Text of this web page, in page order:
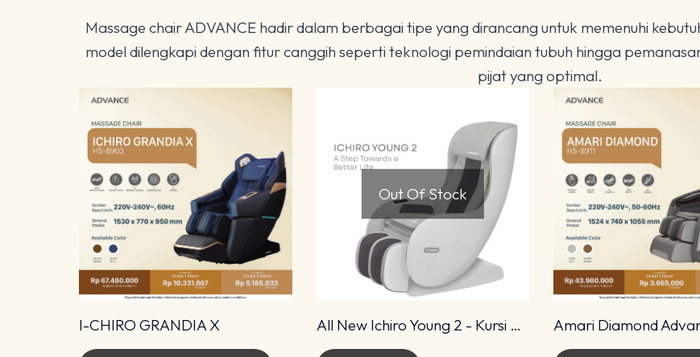
Massage chair ADVANCE hadir dalam berbagai tipe yang dirancang untuk memenuhi
model dilengkapi dengan fitur canggih seperti teknologi pemindaian tubuh hingga
pijat yang optimal.
I-CHIRO GRANDIA X
Out Of Stock
All New Ichiro Young 2 - Kursi Pijat Ichiro